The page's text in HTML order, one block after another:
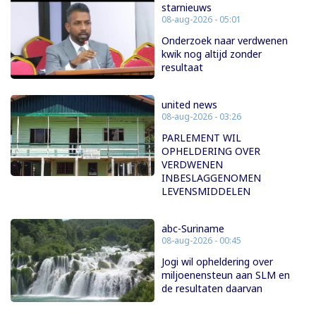
starnieuws
08-aug-2026 - 05:01
Onderzoek naar verdwenen
kwik nog altijd zonder
resultaat
united news
08-aug-2026 - 03:26
PARLEMENT WIL
OPHELDERING OVER
VERDWENEN
INBESLAGGENOMEN
LEVENSMIDDELEN
abc-Suriname
08-aug-2026 - 00:45
Jogi wil opheldering over
miljoenensteun aan SLM en
de resultaten daarvan